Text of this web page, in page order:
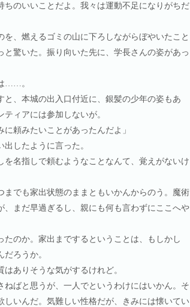
ちのいいことだよ。我々は運動不足になりがちだ
、燃えるゴミの山に下ろしながらぼやいたこと
と驚いた。振り向いた先に、学長さんの姿があっ
……。
、本城の出入口付近に、銀髪の少年の姿もあ
ィアには参加しないが。
に頼みたいことがあったんだよ」
したように言った。
名指しで頼むようなことなんて、覚えがないけ
までも家出状態のままともいかんからのう。魔術
、まだ早過ぎるし、親にも何も言わずにここへや
のか。家出までするということは、もしかし
ろうか。
ありそうな気がするけれど。
ねばと思うが、一人でというわけにはいかん。そ
しいんだ。気難しい性格だが、きみには懐いてい